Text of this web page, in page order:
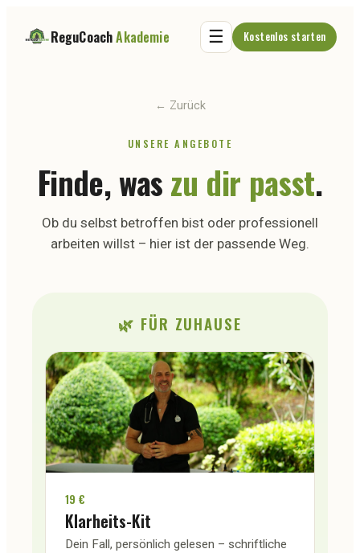
ReguCoachAkademie ☰ Kostenlos starten
← Zurück
UNSERE ANGEBOTE
Finde, waszu dir passt.
Ob du selbst betroffen bist oder professionell
arbeiten willst – hier ist der passende Weg.
🌿 FÜR ZUHAUSE
19 €
Klarheits-Kit
Dein Fall, persönlich gelesen – schriftliche